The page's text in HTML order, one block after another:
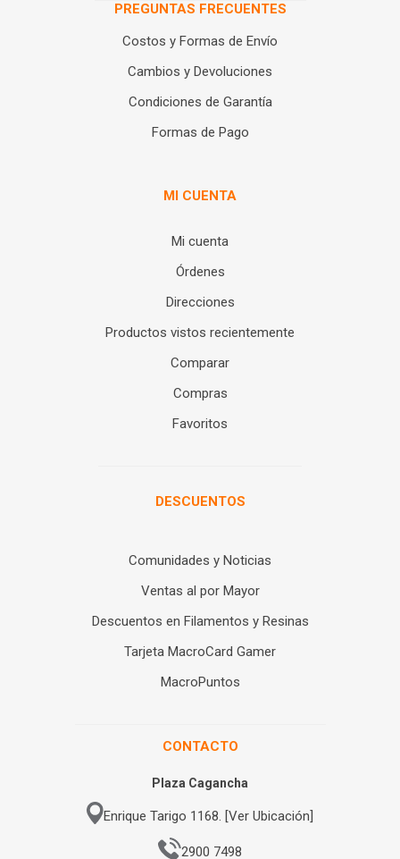
PREGUNTAS FRECUENTES
Costos y Formas de Envío
Cambios y Devoluciones
Condiciones de Garantía
Formas de Pago
MI CUENTA
Mi cuenta
Órdenes
Direcciones
Productos vistos recientemente
Comparar
Compras
Favoritos
DESCUENTOS
Comunidades y Noticias
Ventas al por Mayor
Descuentos en Filamentos y Resinas
Tarjeta MacroCard Gamer
MacroPuntos
CONTACTO
Plaza Cagancha
Enrique Tarigo 1168. [Ver Ubicación]
2900 7498